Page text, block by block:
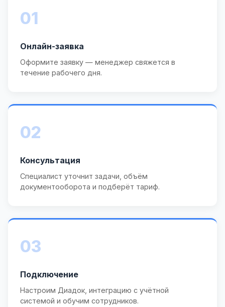
01
Онлайн-заявка
Оформите заявку — менеджер свяжется в
течение рабочего дня.
02
Консультация
Специалист уточнит задачи, объём
документооборота и подберёт тариф.
03
Подключение
Настроим Диадок, интеграцию с учётной
системой и обучим сотрудников.